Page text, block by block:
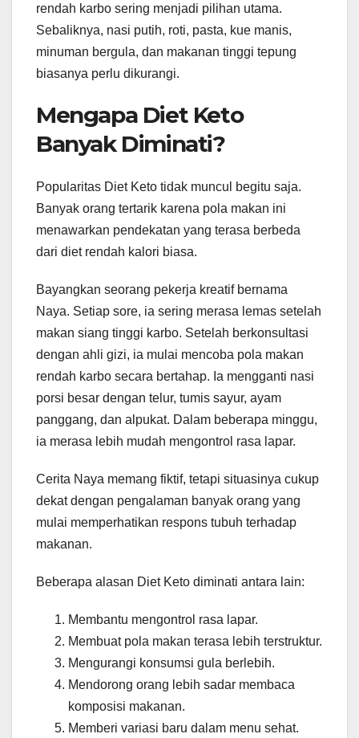
rendah karbo sering menjadi pilihan utama.
Sebaliknya, nasi putih, roti, pasta, kue manis,
minuman bergula, dan makanan tinggi tepung
biasanya perlu dikurangi.
Mengapa Diet Keto
Banyak Diminati?
Popularitas Diet Keto tidak muncul begitu saja.
Banyak orang tertarik karena pola makan ini
menawarkan pendekatan yang terasa berbeda
dari diet rendah kalori biasa.
Bayangkan seorang pekerja kreatif bernama
Naya. Setiap sore, ia sering merasa lemas setelah
makan siang tinggi karbo. Setelah berkonsultasi
dengan ahli gizi, ia mulai mencoba pola makan
rendah karbo secara bertahap. Ia mengganti nasi
porsi besar dengan telur, tumis sayur, ayam
panggang, dan alpukat. Dalam beberapa minggu,
ia merasa lebih mudah mengontrol rasa lapar.
Cerita Naya memang fiktif, tetapi situasinya cukup
dekat dengan pengalaman banyak orang yang
mulai memperhatikan respons tubuh terhadap
makanan.
Beberapa alasan Diet Keto diminati antara lain:
Membantu mengontrol rasa lapar.
Membuat pola makan terasa lebih terstruktur.
Mengurangi konsumsi gula berlebih.
Mendorong orang lebih sadar membaca
komposisi makanan.
Memberi variasi baru dalam menu sehat.